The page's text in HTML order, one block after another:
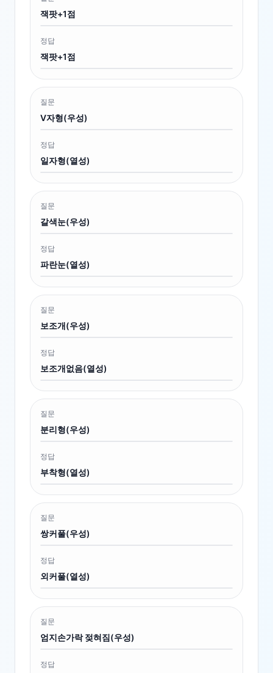
잭팟+1점
정답
잭팟+1점
질문
V자형(우성)
정답
일자형(열성)
질문
갈색눈(우성)
정답
파란눈(열성)
질문
보조개(우성)
정답
보조개없음(열성)
질문
분리형(우성)
정답
부착형(열성)
질문
쌍커풀(우성)
정답
외커풀(열성)
질문
엄지손가락 젖혀짐(우성)
정답